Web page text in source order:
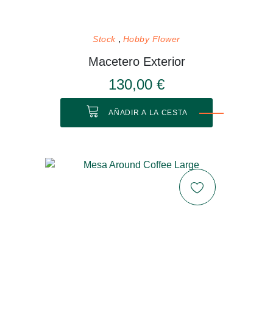
Stock Hobby Flower
Macetero Exterior
130,00 €
AÑADIR A LA CESTA